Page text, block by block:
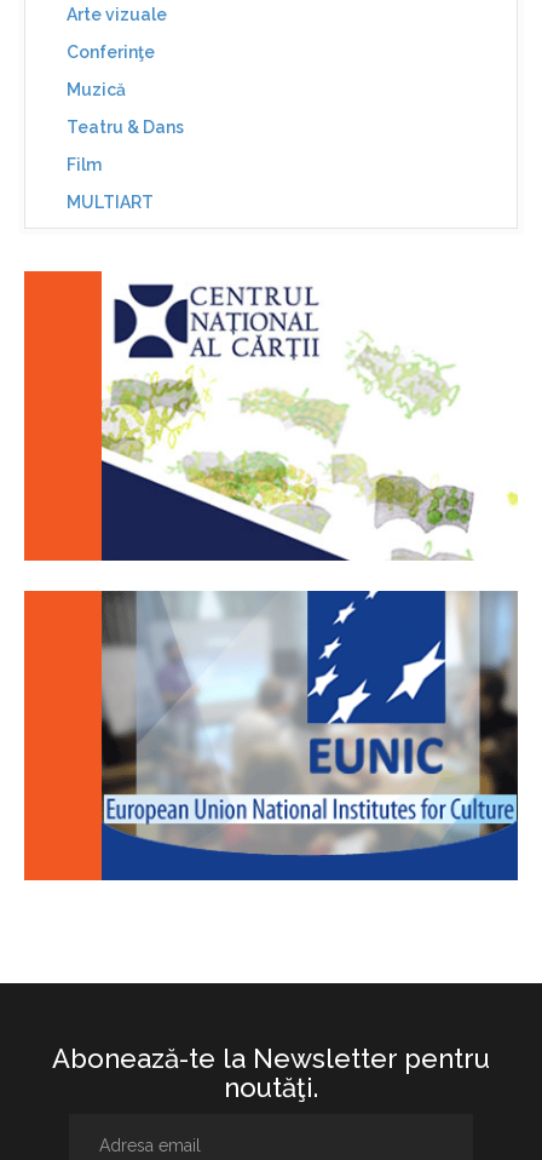
Arte vizuale
Conferinţe
Muzică
Teatru & Dans
Film
MULTIART
Abonează-te la Newsletter pentru
noutăţi.